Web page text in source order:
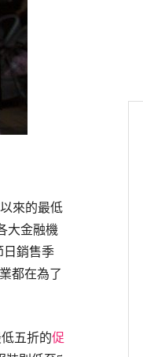
來的最低
大金融機
銷售季
都在為了
五折的促